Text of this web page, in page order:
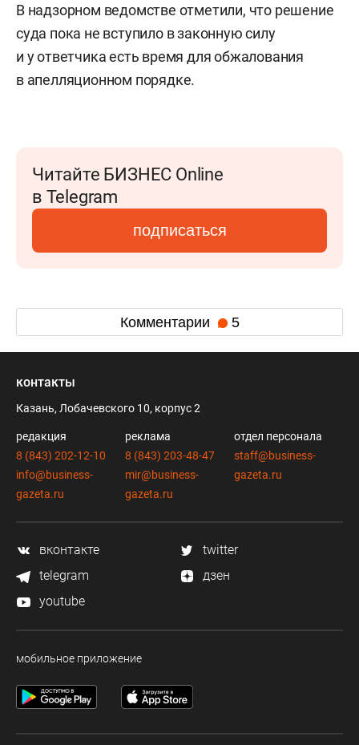
В надзорном ведомстве отметили, что решение
суда пока не вступило в законную силу
и у ответчика есть время для обжалования
в апелляционном порядке.
Читайте БИЗНЕС Online
в Telegram
подписаться
Комментарии 5
контакты
Казань, Лобачевского 10, корпус 2
редакция
8 (843) 202-12-10
info@business-
gazeta.ru
реклама
8 (843) 203-48-47
mir@business-
gazeta.ru
отдел персонала
staff@business-
gazeta.ru
вконтакте
twitter
telegram
дзен
youtube
мобильное приложение